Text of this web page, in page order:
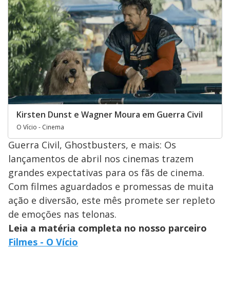
Kirsten Dunst e Wagner Moura em Guerra Civil
O Vício - Cinema
Guerra Civil, Ghostbusters, e mais: Os
lançamentos de abril nos cinemas trazem
grandes expectativas para os fãs de cinema.
Com filmes aguardados e promessas de muita
ação e diversão, este mês promete ser repleto
de emoções nas telonas.
Leia a matéria completa no nosso parceiro
Filmes - O Vício